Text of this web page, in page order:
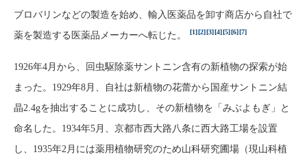
ブロバリンなどの製造を始め、輸入医薬品を卸す商店から自社で
薬を製造する医薬品メーカーへ転じた。
[1][2][3][4][5][6][7]
1926年4月から、回虫駆除薬サントニン含有の新植物の探索が始
まった。1929年8月、自社は新植物の花蕾から国産サントニン結
晶2.4gを抽出することに成功し、その新植物を「みぶよもぎ」と
命名した。1934年5月、京都市西大路八条に西大路工場を設置
し、1935年2月には薬用植物研究のため山科研究圃場（現山科植